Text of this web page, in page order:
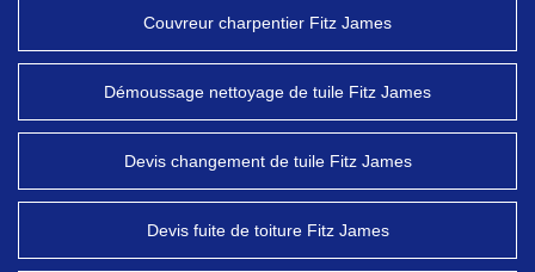
Couvreur charpentier Fitz James
Démoussage nettoyage de tuile Fitz James
Devis changement de tuile Fitz James
Devis fuite de toiture Fitz James